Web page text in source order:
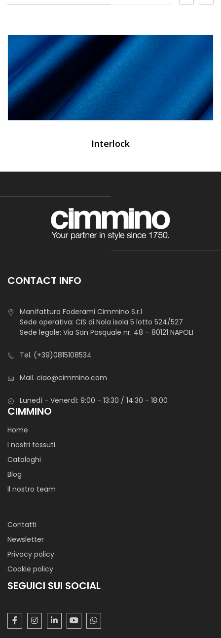
Interlock
CONTACT INFO
Manifattura Foderami Cimmino S.r.l
Sede operativa: CIS di Nola isola 5 lotto 524/527
Sede legale: Via San Pasquale nr. 48 – 80121 NAPOLI
Tel. (+39)0815108534
Mail. ciao@cimmino.com
Lunedì - Venerdì: 9:00 - 13:30 / 14:30 - 18:00
CIMMINO
Home
I nostri tessuti
Cataloghi
Blog
Il nostro team
Contatti
Newsletter
Privacy policy
Cookie policy
SEGUICI SUI SOCIAL